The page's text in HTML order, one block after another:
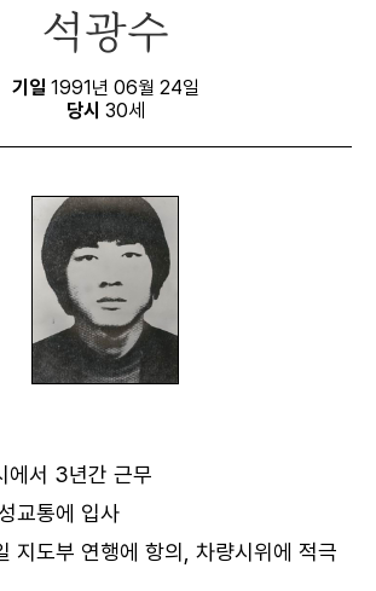
석광수
기일 1991년 06월 24일
당시 30세
에서 3년간 근무
교통에 입사
지도부 연행에 항의, 차량시위에 적극